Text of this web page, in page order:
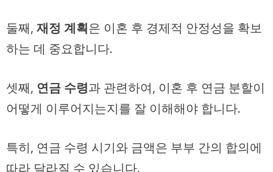
둘째, 재정 계획은 이혼 후 경제적 안정성을 확보
하는 데 중요합니다.
셋째, 연금 수령과 관련하여, 이혼 후 연금 분할이
어떻게 이루어지는지를 잘 이해해야 합니다.
특히, 연금 수령 시기와 금액은 부부 간의 합의에
따라 달라질 수 있습니다.